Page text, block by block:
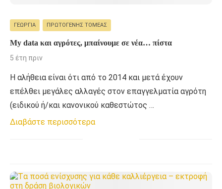
ΓΕΩΡΓΊΑ ΠΡΩΤΟΓΕΝΉΣ ΤΟΜΈΑΣ
My data και αγρότες, μπαίνουμε σε νέα… πίστα
5 έτη πριν
Η αλήθεια είναι ότι από το 2014 και μετά έχουν
επέλθει μεγάλες αλλαγές στον επαγγελματία αγρότη
(ειδικού ή/και κανονικού καθεστώτος …
Διαβάστε περισσότερα